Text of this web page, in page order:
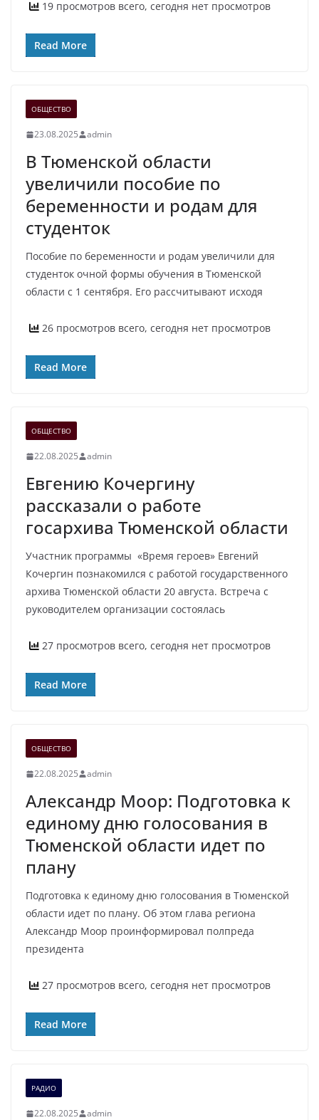
19 просмотров всего, сегодня нет просмотров
Read More
ОБЩЕСТВО
23.08.2025 admin
В Тюменской области
увеличили пособие по
беременности и родам для
студенток
Пособие по беременности и родам увеличили для
студенток очной формы обучения в Тюменской
области с 1 сентября. Его рассчитывают исходя
26 просмотров всего, сегодня нет просмотров
Read More
ОБЩЕСТВО
22.08.2025 admin
Евгению Кочергину
рассказали о работе
госархива Тюменской области
Участник программы «Время героев» Евгений
Кочергин познакомился с работой государственного
архива Тюменской области 20 августа. Встреча с
руководителем организации состоялась
27 просмотров всего, сегодня нет просмотров
Read More
ОБЩЕСТВО
22.08.2025 admin
Александр Моор: Подготовка к
единому дню голосования в
Тюменской области идет по
плану
Подготовка к единому дню голосования в Тюменской
области идет по плану. Об этом глава региона
Александр Моор проинформировал полпреда
президента
27 просмотров всего, сегодня нет просмотров
Read More
РАДИО
22.08.2025 admin